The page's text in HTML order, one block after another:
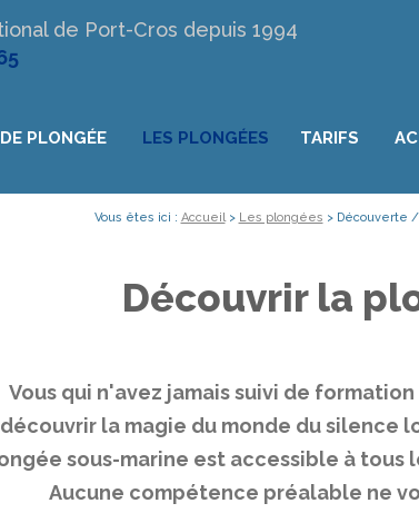
de Port-Cros depuis 1994
PLONGÉE LES PLONGÉES TARIFS
Vous êtes ici : Accueil> Les plongées > Découverte
Découvrir la
Vous qui n'avez jamais suivi de
la magie du monde du silence
sous-marine est accessible à tous
Aucune compétence préalable ne